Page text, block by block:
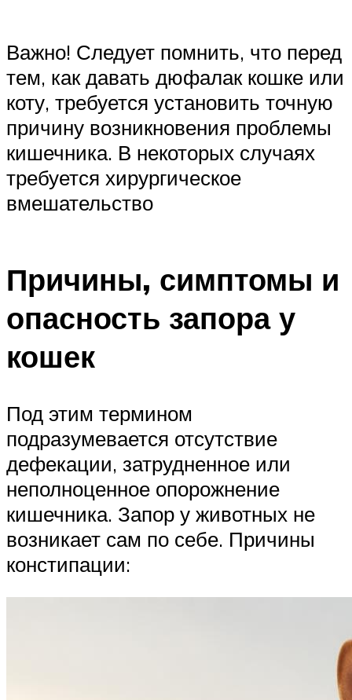
Важно! Следует помнить, что перед
тем, как давать дюфалак кошке или
коту, требуется установить точную
причину возникновения проблемы
кишечника. В некоторых случаях
требуется хирургическое
вмешательство
Причины, симптомы и
опасность запора у
кошек
Под этим термином
подразумевается отсутствие
дефекации, затрудненное или
неполноценное опорожнение
кишечника. Запор у животных не
возникает сам по себе. Причины
констипации: